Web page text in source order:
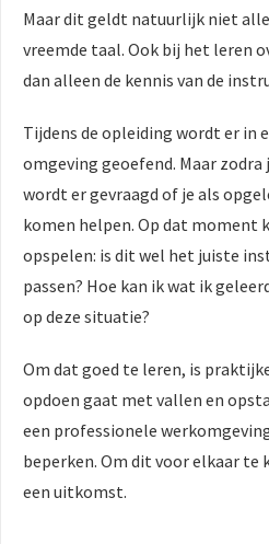
Maar dit geldt natuurlijk niet
vreemde taal. Ook bij het leren
dan alleen de kennis van de
Tijdens de opleiding wordt er in
omgeving geoefend. Maar
wordt er gevraagd of je als
komen helpen. Op dat moment
opspelen: is dit wel het juiste
passen? Hoe kan ik wat ik
op deze situatie?
Om dat goed te leren, is
opdoen gaat met vallen en
een professionele
beperken. Om dit voor elkaar te
een uitkomst.
van
gebruikt
te
de
Hierdoor
van